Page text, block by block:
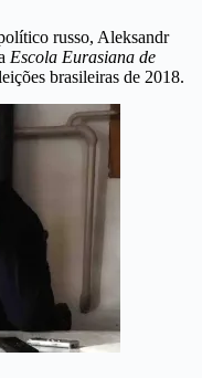
russo, Aleksandr
Escola Eurasiana de
brasileiras de 2018.